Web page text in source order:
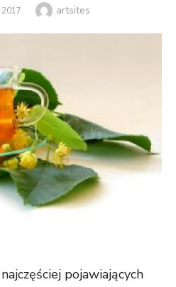
Author
artsites
pojawiających